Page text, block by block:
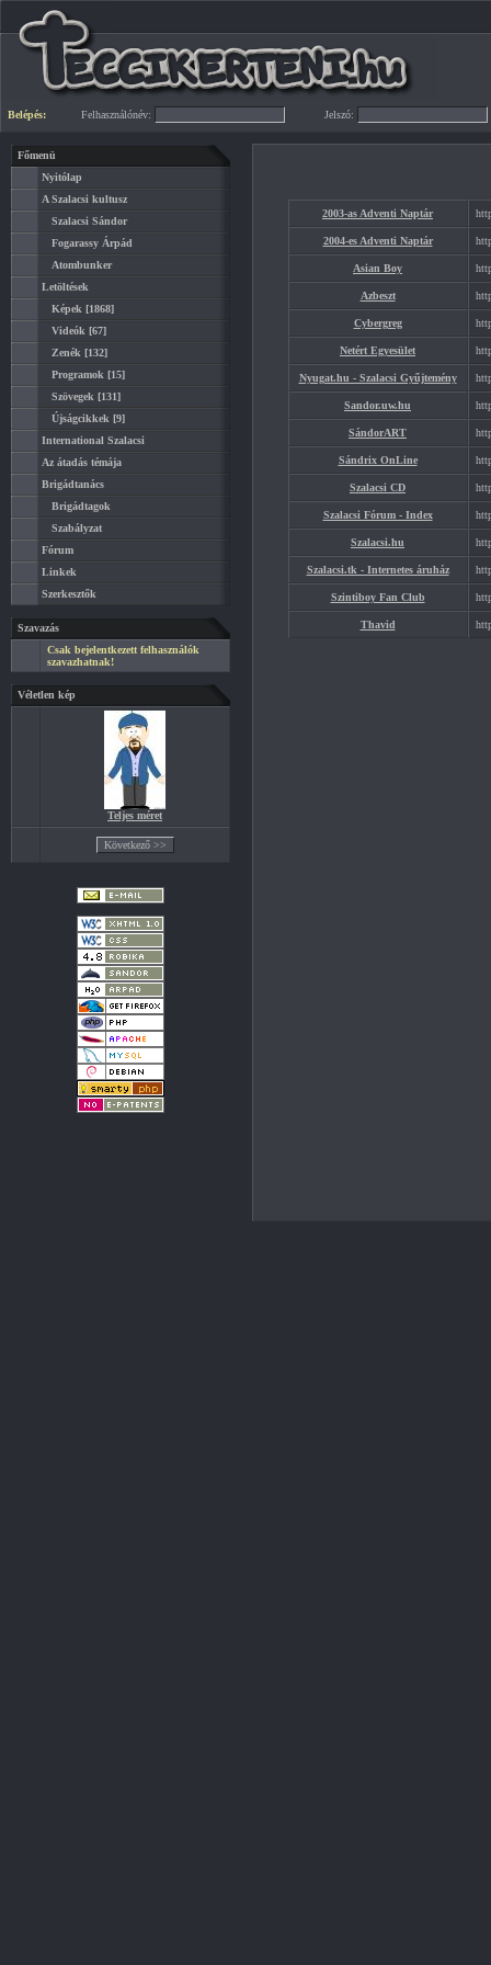
Belépés: Felhasználónév: Jelszó:
Főmenü
Nyitólap
A Szalacsi kultusz
Szalacsi Sándor
Fogarassy Árpád
Atombunker
Letöltések
Képek [1868]
Videók [67]
Zenék [132]
Programok [15]
Szövegek [131]
Újságcikkek [9]
International Szalacsi
Az átadás témája
Brigádtanács
Brigádtagok
Szabályzat
Fórum
Linkek
Szerkesztők
Szavazás
Csak bejelentkezett felhasználók
szavazhatnak!
Véletlen kép
Teljes méret
2003-as Adventi Naptár
2004-es Adventi Naptár
Asian Boy
Azbeszt
Cybergreg
Netért Egyesület
Nyugat.hu - Szalacsi Gyűjtemény
Sandor.uw.hu
SándorART
Sándrix OnLine
Szalacsi CD
Szalacsi Fórum - Index
Szalacsi.hu
Szalacsi.tk - Internetes áruház
Szintiboy Fan Club
Thavid